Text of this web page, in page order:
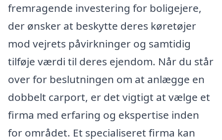
fremragende investering for boligejere,
der ønsker at beskytte deres køretøjer
mod vejrets påvirkninger og samtidig
tilføje værdi til deres ejendom. Når du står
over for beslutningen om at anlægge en
dobbelt carport, er det vigtigt at vælge et
firma med erfaring og ekspertise inden
for området. Et specialiseret firma kan